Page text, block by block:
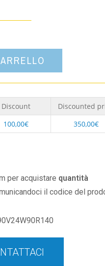
Discount
Discounted
100,00€ 350,00€
per acquistare quantità
il codice del